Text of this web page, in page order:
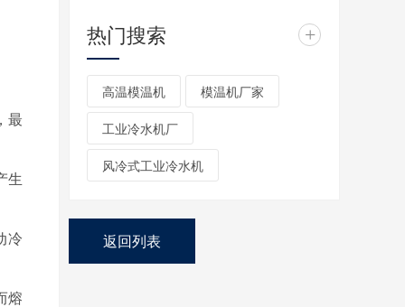
最
生
冷
熔
热门搜索 +
高温模温机 模温机厂家
工业冷水机厂
风冷式工业冷水机
返回列表